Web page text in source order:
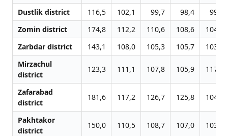
Dustlik district 116,5 102,1 99,7 98,4
99,6
Zomin district
174,8 112,2 110,6 108,6
104,1
Zarbdar district
143,1 108,0 105,3 105,7
103,6
Mirzachul
district
123,3 111,1 107,8 105,9 117,6
Zafarabad
district
181,6 117,2 126,7 125,8 104,9
Pakhtakor
district
150,0 110,5 108,7 107,0 103,2